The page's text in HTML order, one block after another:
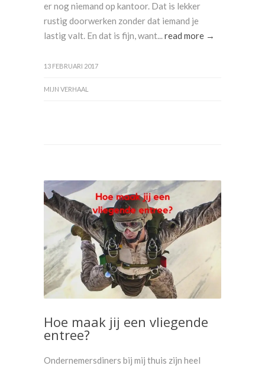
er nog niemand op kantoor. Dat is lekker
rustig doorwerken zonder dat iemand je
lastig valt. En dat is fijn, want...read more →
13 FEBRUARI 2017
MIJN VERHAAL
Hoe maak jij een vliegende
entree?
Ondernemersdiners bij mij thuis zijn heel